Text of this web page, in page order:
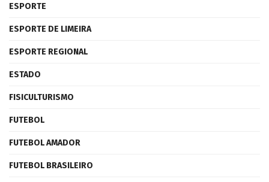
ESPORTE
ESPORTE DE LIMEIRA
ESPORTE REGIONAL
ESTADO
FISICULTURISMO
FUTEBOL
FUTEBOL AMADOR
FUTEBOL BRASILEIRO